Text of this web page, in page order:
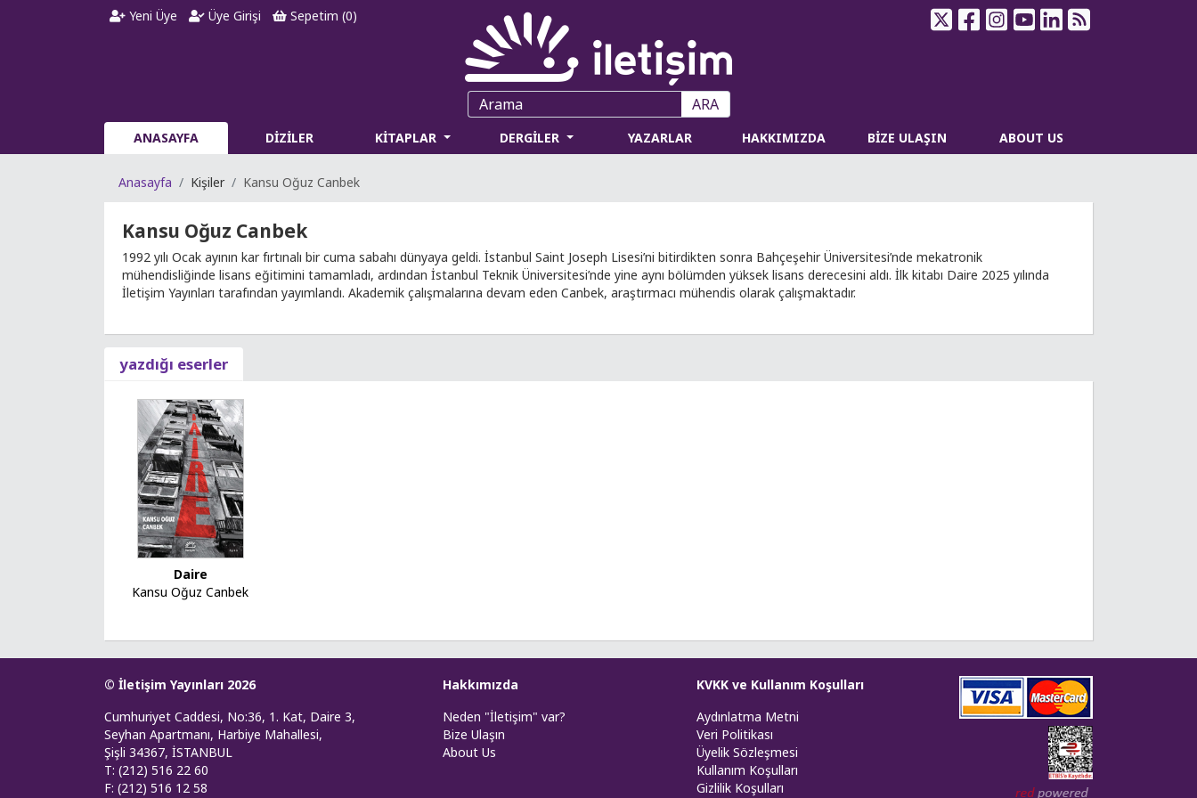
Yeni Üye Üye Girişi Sepetim (0)
ARA
ANASAYFA DİZİLER KİTAPLAR DERGİLER YAZARLAR HAKKIMIZDA BİZE ULAŞIN ABOUT US
Anasayfa Kişiler Kansu Oğuz Canbek
Kansu Oğuz Canbek
1992 yılı Ocak ayının kar fırtınalı bir cuma sabahı dünyaya geldi. İstanbul Saint Joseph Lisesi’ni bitirdikten sonra Bahçeşehir Üniversitesi’nde mekatronik
mühendisliğinde lisans eğitimini tamamladı, ardından İstanbul Teknik Üniversitesi’nde yine aynı bölümden yüksek lisans derecesini aldı. İlk kitabı Daire 2025 yılında
İletişim Yayınları tarafından yayımlandı. Akademik çalışmalarına devam eden Canbek, araştırmacı mühendis olarak çalışmaktadır.
yazdığı eserler
Daire
Kansu Oğuz Canbek
© İletişim Yayınları 2026
Cumhuriyet Caddesi, No:36, 1. Kat, Daire 3,
Seyhan Apartmanı, Harbiye Mahallesi,
Şişli 34367, İSTANBUL
T: (212) 516 22 60
F: (212) 516 12 58
Hakkımızda
Neden "İletişim" var?
Bize Ulaşın
About Us
KVKK ve Kullanım Koşulları
Aydınlatma Metni
Veri Politikası
Üyelik Sözleşmesi
Kullanım Koşulları
Gizlilik Koşulları
Web tasarım: Red Bilişim